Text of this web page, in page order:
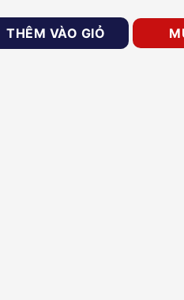
bảo vệ tín hiệu HDTEC JS3-
THÊM VÀO GIỎ